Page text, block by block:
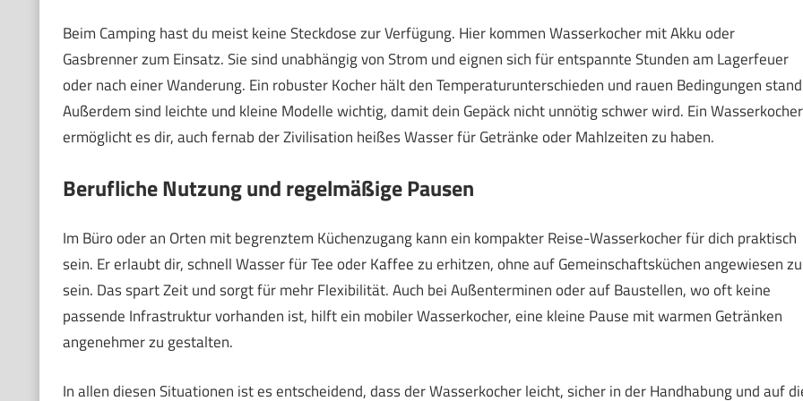
Beim Camping hast du meist keine Steckdose zur Verfügung. Hier kommen Wasserkocher mit Akku oder
Gasbrenner zum Einsatz. Sie sind unabhängig von Strom und eignen sich für entspannte Stunden am Lagerfeuer
oder nach einer Wanderung. Ein robuster Kocher hält den Temperaturunterschieden und rauen Bedingungen
Außerdem sind leichte und kleine Modelle wichtig, damit dein Gepäck nicht unnötig schwer wird. Ein Wasserkocher
ermöglicht es dir, auch fernab der Zivilisation heißes Wasser für Getränke oder Mahlzeiten zu haben.
Berufliche Nutzung und regelmäßige Pausen
Im Büro oder an Orten mit begrenztem Küchenzugang kann ein kompakter Reise-Wasserkocher für dich praktisch
sein. Er erlaubt dir, schnell Wasser für Tee oder Kaffee zu erhitzen, ohne auf Gemeinschaftsküchen angewiesen zu
sein. Das spart Zeit und sorgt für mehr Flexibilität. Auch bei Außenterminen oder auf Baustellen, wo oft keine
passende Infrastruktur vorhanden ist, hilft ein mobiler Wasserkocher, eine kleine Pause mit warmen Getränken
angenehmer zu gestalten.
In allen diesen Situationen ist es entscheidend, dass der Wasserkocher leicht, sicher in der Handhabung und auf